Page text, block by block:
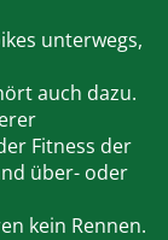
unterwegs,
auch dazu.
Fitness der
über- oder
kein Rennen.